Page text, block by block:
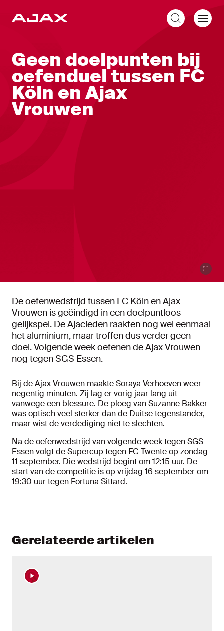
Geen doelpunten bij
oefenduel tussen FC
Köln en Ajax
Vrouwen
De oefenwedstrijd tussen FC Köln en Ajax
Vrouwen is geëindigd in een doelpuntloos
gelijkspel. De Ajacieden raakten nog wel eenmaal
het aluminium, maar troffen dus verder geen
doel. Volgende week oefenen de Ajax Vrouwen
nog tegen SGS Essen.
Bij de Ajax Vrouwen maakte Soraya Verhoeven weer
negentig minuten. Zij lag er vorig jaar lang uit
vanwege een blessure. De ploeg van Suzanne Bakker
was optisch veel sterker dan de Duitse tegenstander,
maar wist de verdediging niet te slechten.
Na de oefenwedstrijd van volgende week tegen SGS
Essen volgt de Supercup tegen FC Twente op zondag
11 september. Die wedstrijd begint om 12:15 uur. De
start van de competitie is op vrijdag 16 september om
19:30 uur tegen Fortuna Sittard.
Gerelateerde artikelen